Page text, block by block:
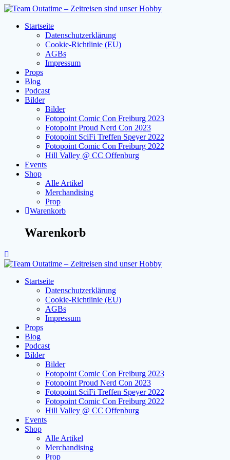
Zum
springenStartseite
Datenschutzerklärung
Cookie-Richtlinie (EU)
AGBs
Impressum
Props
Blog
Podcast
Bilder
Bilder
Fotopoint Comic Con Freiburg 2023
Fotopoint Proud Nerd Con 2023
Fotopoint SciFi Treffen Speyer 2022
Fotopoint Comic Con Freiburg 2022
Hill Valley @ CC Offenburg
Events
Shop
Alle Artikel
Merchandising
Prop
Warenkorb
Warenkorb
Startseite
Datenschutzerklärung
Cookie-Richtlinie (EU)
AGBs
Impressum
Props
Blog
Podcast
Bilder
Bilder
Fotopoint Comic Con Freiburg 2023
Fotopoint Proud Nerd Con 2023
Fotopoint SciFi Treffen Speyer 2022
Fotopoint Comic Con Freiburg 2022
Hill Valley @ CC Offenburg
Events
Shop
Alle Artikel
Merchandising
Prop